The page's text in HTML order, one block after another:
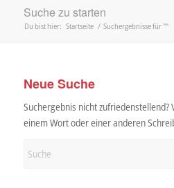
Suche zu starten
Du bist hier: Startseite / Suchergebnisse für ""
Neue Suche
Suchergebnis nicht zufriedenstellend?
einem Wort oder einer anderen